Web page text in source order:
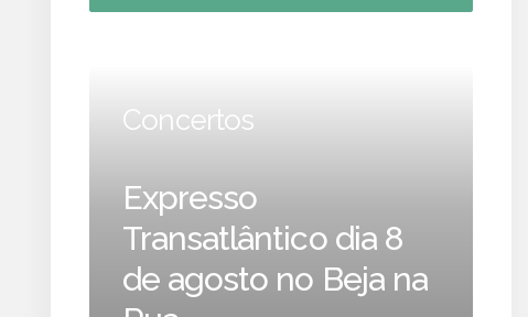
Concertos
Expresso
Transatlântico dia 8
de agosto no Beja na